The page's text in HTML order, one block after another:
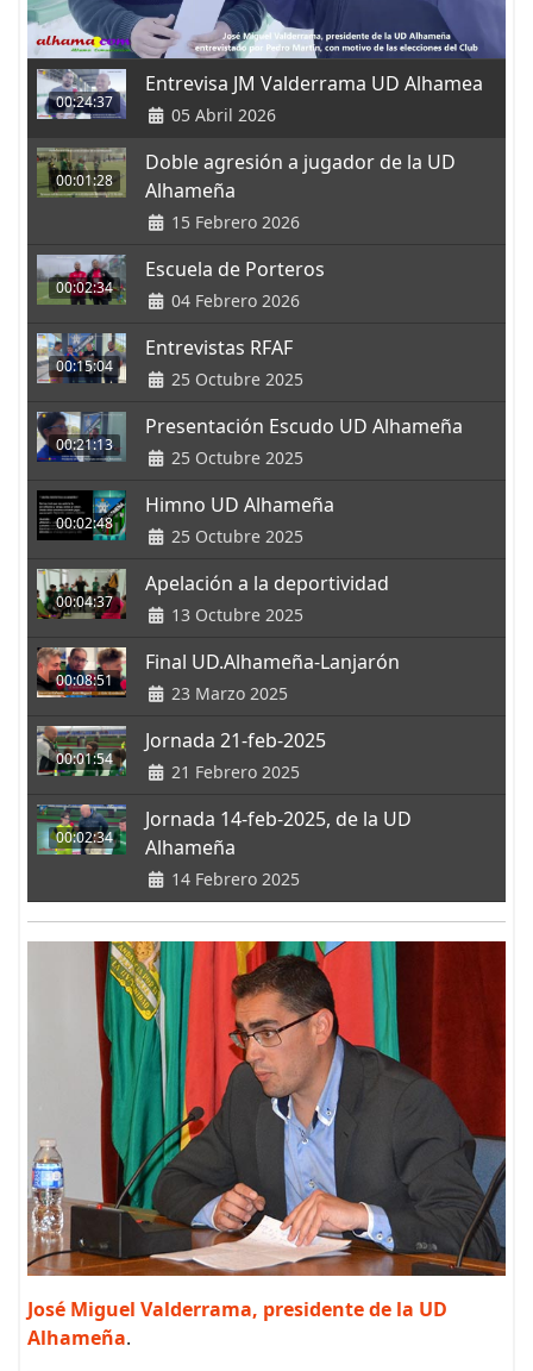
00:24:37
Entrevisa JM Valderrama UD Alhamea
05 Abril 2026
00:01:28
Doble agresión a jugador de la UD
Alhameña
15 Febrero 2026
00:02:34
Escuela de Porteros
04 Febrero 2026
00:15:04
Entrevistas RFAF
25 Octubre 2025
00:21:13
Presentación Escudo UD Alhameña
25 Octubre 2025
00:02:48
Himno UD Alhameña
25 Octubre 2025
00:04:37
Apelación a la deportividad
13 Octubre 2025
00:08:51
Final UD.Alhameña-Lanjarón
23 Marzo 2025
00:01:54
Jornada 21-feb-2025
21 Febrero 2025
00:02:34
Jornada 14-feb-2025, de la UD
Alhameña
14 Febrero 2025
José Miguel Valderrama, presidente de la UD
Alhameña.